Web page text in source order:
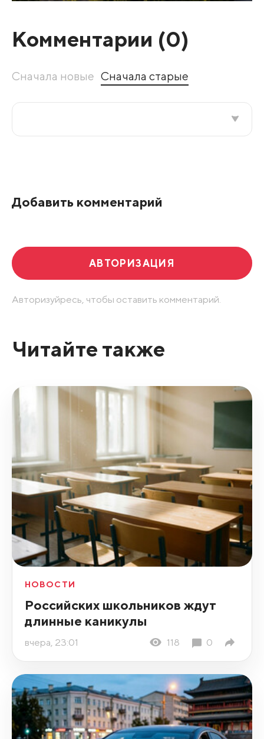
Комментарии (0)
Сначала новые Сначала старые
Добавить комментарий
АВТОРИЗАЦИЯ
Авторизуйресь, чтобы оставить комментарий.
Читайте также
НОВОСТИ
Российских школьников ждут
длинные каникулы
вчера, 23:01 118 0